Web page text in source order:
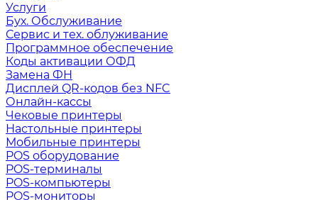
Услуги
Бух. Обслуживание
Сервис и тех. облуживание
Программное обеспечение
Коды активации ОФД
Замена ФН
Дисплей QR-кодов без NFC
Онлайн-кассы
Чековые принтеры
Настольные принтеры
Мобильные принтеры
POS оборудование
POS-терминалы
POS-компьютеры
POS-мониторы